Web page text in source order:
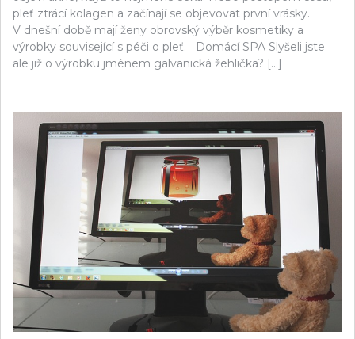
pleť ztrácí kolagen a začínají se objevovat první vrásky.
V dnešní době mají ženy obrovský výběr kosmetiky a
výrobky související s péči o pleť. Domácí SPA Slyšeli jste
ale již o výrobku jménem galvanická žehlička? […]